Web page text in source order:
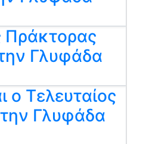
Πράκτορας
Γλυφάδα
ο Τελευταίος
Γλυφάδα